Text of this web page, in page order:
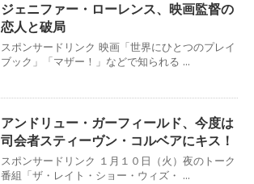
ジェニファー・ローレンス、映画監督の
恋人と破局
スポンサードリンク 映画「世界にひとつのプレイ
ブック」「マザー！」などで知られる ...
アンドリュー・ガーフィールド、今度は
司会者スティーヴン・コルベアにキス！
スポンサードリンク １月１０日（火）夜のトーク
番組「ザ・レイト・ショー・ウィズ・ ...